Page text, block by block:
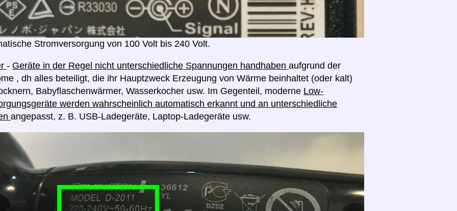
Stromversorgung von 100 Volt bis 240 Volt.
- Geräte in der Regel nicht unterschiedliche Spannungen handhaben aufgrund der
, dh alles beteiligt, die ihr Hauptzweck Erzeugung von Wärme beinhaltet (oder kalt)
Babyflaschenwärmer, Wasserkocher usw. Im Gegenteil, moderne Low-
werden wahrscheinlich automatisch erkannt und an unterschiedliche
angepasst, z. B. USB-Ladegeräte, Laptop-Ladegeräte usw.